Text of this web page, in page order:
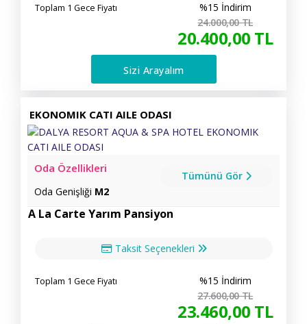
Toplam 1 Gece Fiyatı
%15 İndirim
24.000,00TL
20.400,00 TL
Sizi Arayalım
EKONOMIK CATI AILE ODASI
Oda Özellikleri
Oda Genişliği M2
Tümünü Gör
A La Carte Yarım Pansiyon
Taksit Seçenekleri
Toplam 1 Gece Fiyatı
%15 İndirim
27.600,00TL
23.460,00 TL